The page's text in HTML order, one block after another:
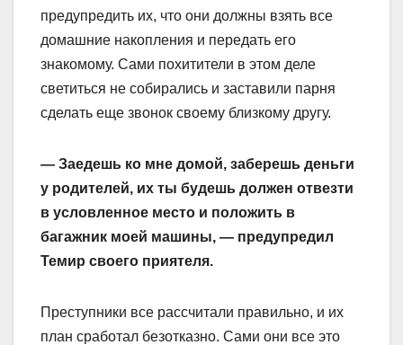
предупредить их, что они должны взять все
домашние накопления и передать его
знакомому. Сами похитители в этом деле
светиться не собирались и заставили парня
сделать еще звонок своему близкому другу.
— Заедешь ко мне домой, заберешь деньги
у родителей, их ты будешь должен отвезти
в условленное место и положить в
багажник моей машины, — предупредил
Темир своего приятеля.
Преступники все рассчитали правильно, и их
план сработал безотказно. Сами они все это